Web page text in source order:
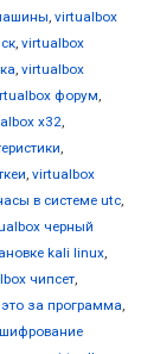
, virtualbox
, virtualbox
, virtualbox
форум,
х32,
,
, virtualbox
в системе utc,
черный
kali linux,
чипсет,
за программа,